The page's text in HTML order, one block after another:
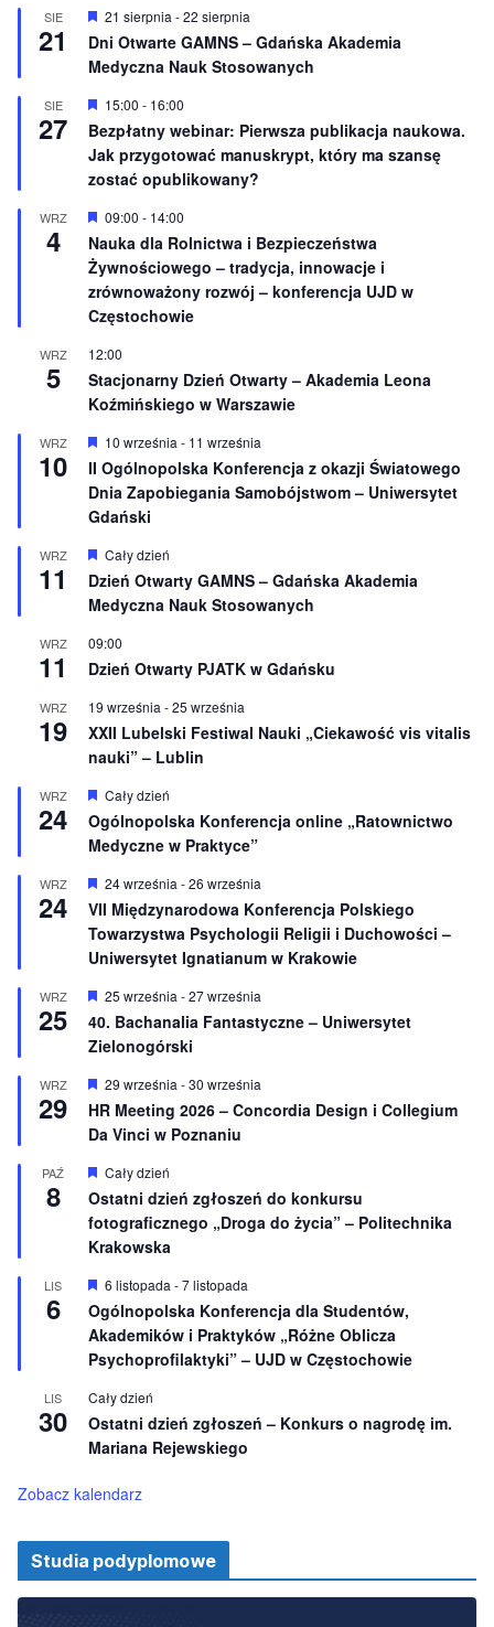
SIE
21
W
r
ó
n
o
n
e
21 sierpnia -22 sierpnia
Dni Otwarte GAMNS – Gdańska Akademia
Medyczna Nauk Stosowanych
SIE
27
W
r
ó
ż
n
i
o
n
e
15:00 - 16:00
Bezpłatny webinar: Pierwsza publikacja naukowa.
Jak przygotować manuskrypt, który ma szansę
zostać opublikowany?
WRZ
4
W
r
ó
ż
n
i
n
e
09:00 - 14:00
Nauka dla Rolnictwa i Bezpieczeństwa
Żywnościowego – tradycja, innowacje i
zrównoważony rozwój – konferencja UJD w
Częstochowie
WRZ
5
12:00
Stacjonarny Dzień Otwarty – Akademia Leona
Koźmińskiego w Warszawie
WRZ
10
W
y
r
ó
ż
n
o
n
e
10 września - 11 września
II Ogólnopolska Konferencja z okazji Światowego
Dnia Zapobiegania Samobójstwom – Uniwersytet
Gdański
WRZ
11
W
y
r
ó
n
o
e
Cały dzień
Dzień Otwarty GAMNS – Gdańska Akademia
Medyczna Nauk Stosowanych
WRZ
11
09:00
Dzień Otwarty PJATK w Gdańsku
WRZ
19
19 września -25 września
XXII Lubelski Festiwal Nauki „Ciekawość vis vitalis
nauki” – Lublin
WRZ
24
W
r
ó
n
i
o
n
e
Cały dzień
Ogólnopolska Konferencja online „Ratownictwo
Medyczne w Praktyce”
WRZ
24
W
y
r
ó
ż
n
i
o
n
e
24 września -26 września
VII Międzynarodowa Konferencja Polskiego
Towarzystwa Psychologii Religii i Duchowości –
Uniwersytet Ignatianum w Krakowie
WRZ
25
W
r
ó
n
i
o
n
25 września -27 września
40. Bachanalia Fantastyczne – Uniwersytet
Zielonogórski
WRZ
29
W
y
r
ó
n
o
n
e
29 września -30 września
HR Meeting 2026 – Concordia Design i Collegium
Da Vinci w Poznaniu
PAŹ
8
W
r
ó
ż
n
i
o
n
e
Cały dzień
Ostatni dzień zgłoszeń do konkursu
fotograficznego „Droga do życia” – Politechnika
Krakowska
LIS
6
W
r
ó
ż
n
o
n
e
6 listopada -7 listopada
Ogólnopolska Konferencja dla Studentów,
Akademików i Praktyków „Różne Oblicza
Psychoprofilaktyki” – UJD w Częstochowie
LIS
30
Cały dzień
Ostatni dzień zgłoszeń – Konkurs o nagrodę im.
Mariana Rejewskiego
Zobacz kalendarz
Studia podyplomowe